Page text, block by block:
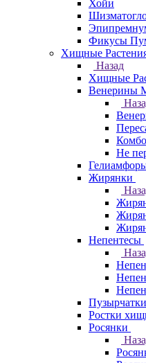
Хойи
Фикусы
Хищные
Назад
Хищные
Венерины
Не
Жирянки
Непентесы
Пузырчатки
Ростки
Росянки